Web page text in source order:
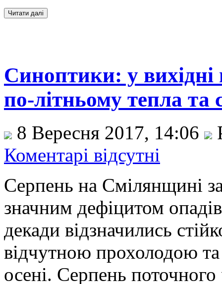
Синоптики: у вихідні
по-літньому тепла та
8 Вересня 2017, 14:06
Коментарі відсутні
Серпень на Смілянщині
значним дефіцитом
декади відзначились
відчутною прохолодою
осені. Серпень поточного